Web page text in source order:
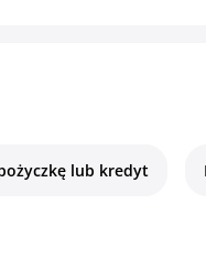
lub kredyt